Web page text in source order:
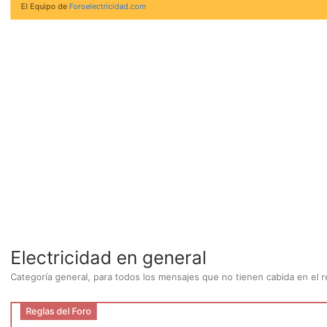
El Equipo de Foroelectricidad.com
Electricidad en general
Categoría general, para todos los mensajes que no tienen cabida en el
Reglas del Foro